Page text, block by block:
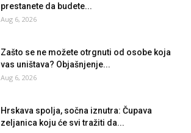
prestanete da budete...
Aug 6, 2026
Zašto se ne možete otrgnuti od osobe koja
vas uništava? Objašnjenje...
Aug 6, 2026
Hrskava spolja, sočna iznutra: Čupava
zeljanica koju će svi tražiti da...